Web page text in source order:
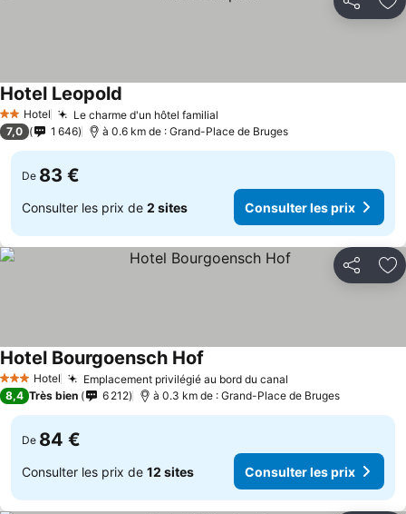
Partager
2 Étoiles
Hotel Le charme d'un hôtel familial
Hotel Leopold
7,0 1 646 à 0.6 km de : Grand-Place de Bruges
De 83 €
Consulter les prix de 2 sites Consulter les prix
Partager
3 ÉtoilesHotel Emplacement privilégié au bord du canal
Hotel Bourgoensch Hof
8,4 Très bien 6 212 à 0.3 km de : Grand-Place de Bruges
De 84 €
Consulter les prix de 12 sites Consulter les prix